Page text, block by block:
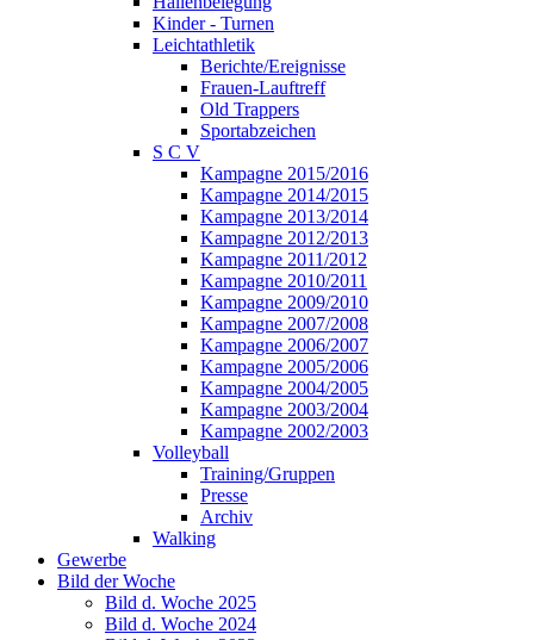
Kinder - Turnen
Leichtathletik
Berichte/Ereignisse
Frauen-Lauftreff
Old Trappers
Sportabzeichen
S C V
Kampagne 2015/2016
Kampagne 2014/2015
Kampagne 2013/2014
Kampagne 2012/2013
Kampagne 2011/2012
Kampagne 2010/2011
Kampagne 2009/2010
Kampagne 2007/2008
Kampagne 2006/2007
Kampagne 2005/2006
Kampagne 2004/2005
Kampagne 2003/2004
Kampagne 2002/2003
Volleyball
Training/Gruppen
Presse
Archiv
Walking
Gewerbe
Bild der Woche
Bild d. Woche 2025
Bild d. Woche 2024